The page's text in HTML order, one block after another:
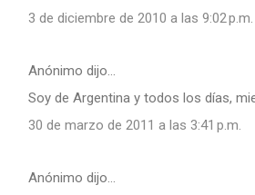
3 de diciembre de 2010 a las 9:02 p.m.
Anónimo dijo…
Soy de Argentina y todos los días,
30 de marzo de 2011 a las 3:41 p.m.
Anónimo dijo…